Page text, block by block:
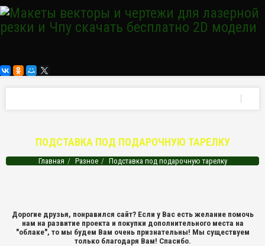
ПОДСТАВКА ПОД ПОДАРОЧНУЮ ТАРЕЛКУ
Главная Разное Подставка под подарочную тарелку
Дорогие друзья, понравился сайт? Если у Вас есть желание помочь
нам на развитие проекта и покупки дополнительного места на
"облаке", то мы будем Вам очень признательны! Мы существуем
только благодаря Вам! Спасибо.